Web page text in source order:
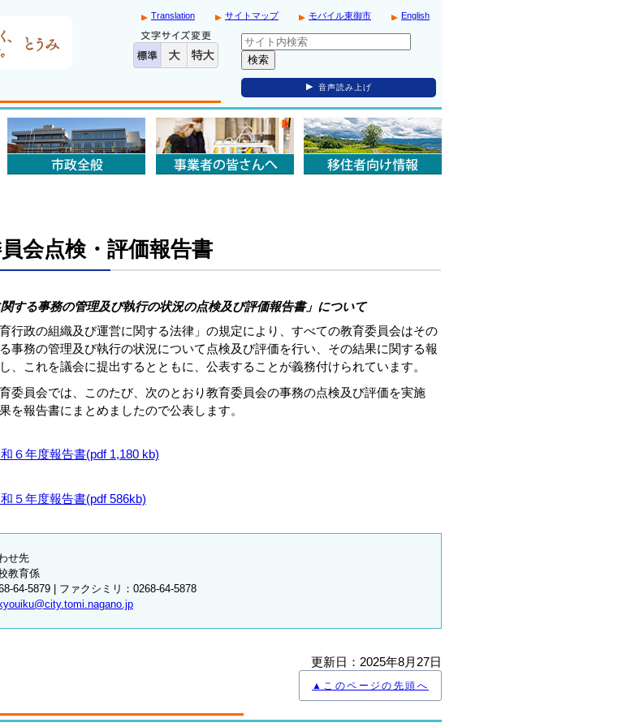
English
モバイル東御市
サイトマップ
Translation
音声読み上げ
会点検・評価報告書
関する事務の管理及び執行の状況の点検及び評価報告書」について
育行政の組織及び運営に関する法律」の規定により、すべての教育委員会はその
事務の管理及び執行の状況について点検及び評価を行い、その結果に関する報
、これを議会に提出するとともに、公表することが義務付けられています。
委員会では、このたび、次のとおり教育委員会の事務の点検及び評価を実施
を報告書にまとめましたので公表します。
６年度報告書(pdf 1,180 kb)
５年度報告書(pdf 586kb)
せ先
教育係
64-5879 | ファクシミリ：0268-64-5878
kyouiku@city.tomi.nagano.jp
更新日：2025年8月27日
▲このページの先頭へ